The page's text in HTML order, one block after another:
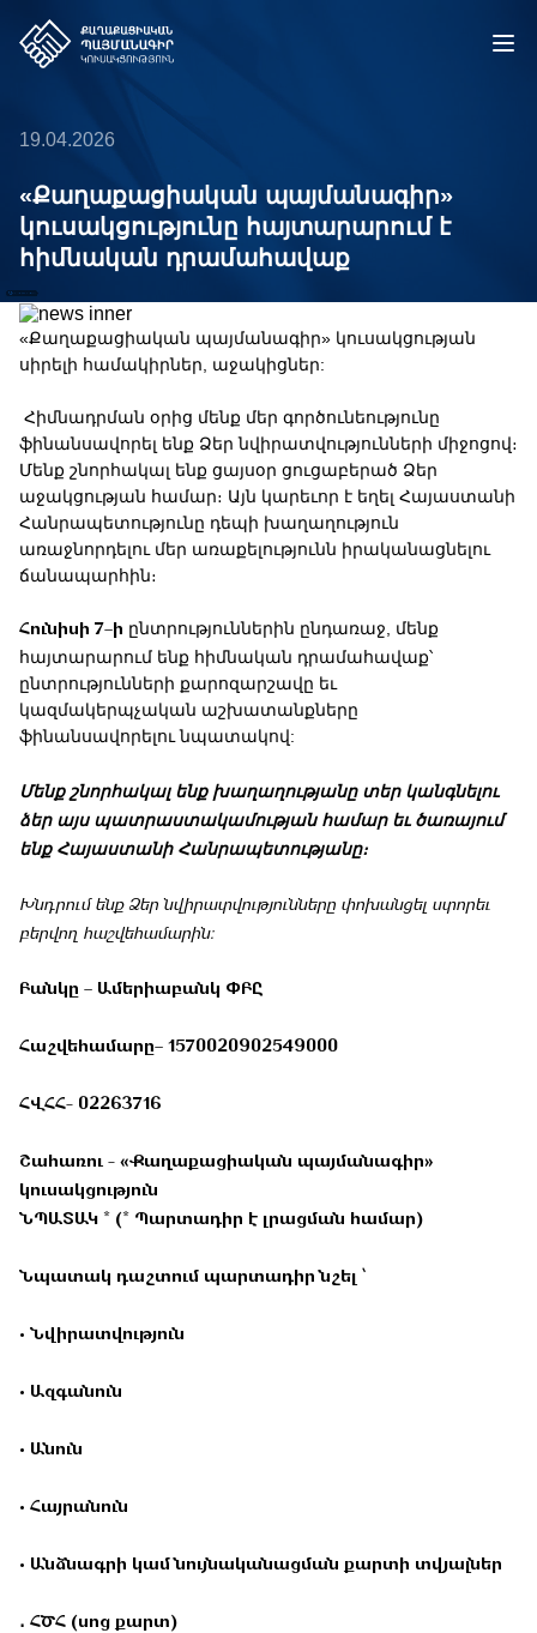
19.04.2026
«Քաղաքացիական պայմանագիր»
կուսակցությունը հայտարարում է
հիմնական դրամահավաք
«Քաղաքացիական պայմանագիր» կուսակցության
սիրելի համակիրներ, աջակիցներ:
Հիմնադրման օրից մենք մեր գործունեությունը
ֆինանսավորել ենք Ձեր նվիրատվությունների միջոցով։
Մենք շնորհակալ ենք ցայսօր ցուցաբերած Ձեր
աջակցության համար։ Այն կարեւոր է եղել Հայաստանի
Հանրապետությունը դեպի խաղաղություն
առաջնորդելու մեր առաքելությունն իրականացնելու
ճանապարհին։
Հունիսի 7–ի ընտրություններին ընդառաջ, մենք
հայտարարում ենք հիմնական դրամահավաք՝
ընտրությունների քարոզարշավը եւ
կազմակերպչական աշխատանքները
ֆինանսավորելու նպատակով:
Մենք շնորհակալ ենք խաղաղությանը տեր կանգնելու
ձեր այս պատրաստակամության համար եւ ծառայում
ենք Հայաստանի Հանրապետությանը։
Խնդրում ենք Ձեր նվիրատվությունները փոխանցել ստորեւ
բերվող հաշվեհամարին:
Բանկը – Ամերիաբանկ ՓԲԸ
Հաշվեհամարը– 1570020902549000
ՀՎՀՀ- 02263716
Շահառու - «Քաղաքացիական պայմանագիր»
կուսակցություն
ՆՊԱՏԱԿ * (* Պարտադիր է լրացման համար)
Նպատակ դաշտում պարտադիր նշել ՝
• Նվիրատվություն
• Ազգանուն
• Անուն
• Հայրանուն
• Անձնագրի կամ նույնականացման քարտի տվյալներ
․ ՀԾՀ (սոց քարտ)